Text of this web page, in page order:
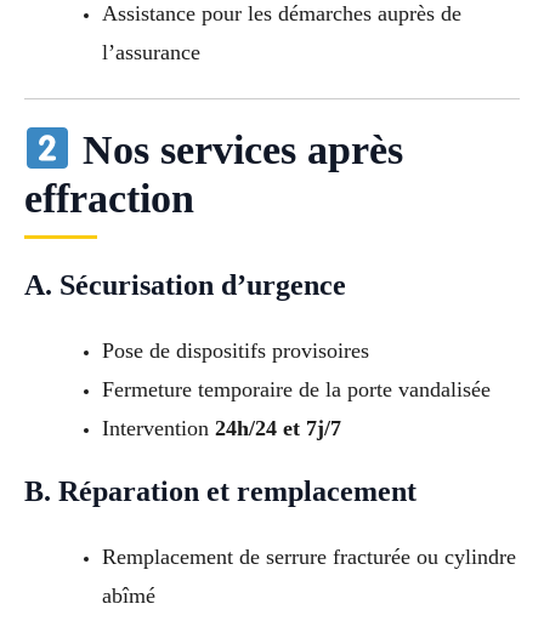
Assistance pour les démarches auprès de
l’assurance
Nos services après
effraction
A. Sécurisation d’urgence
Pose de dispositifs provisoires
Fermeture temporaire de la porte vandalisée
Intervention 24h/24 et 7j/7
B. Réparation et remplacement
Remplacement de serrure fracturée ou cylindre
abîmé